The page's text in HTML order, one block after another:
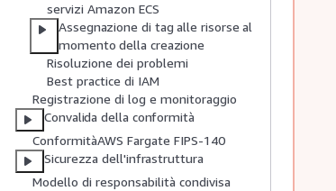
servizi Amazon ECS
Assegnazione di tag alle risorse al
momento della creazione
Risoluzione dei problemi
Best practice di IAM
Registrazione di log e monitoraggio
Convalida della conformità
ConformitàAWS Fargate FIPS-140
Sicurezza dell'infrastruttura
Modello di responsabilità condivisa